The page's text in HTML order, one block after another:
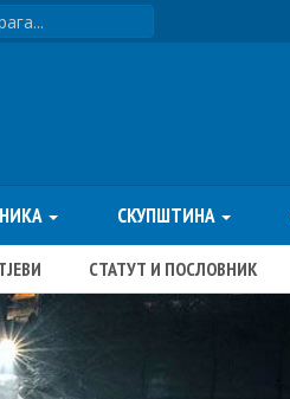
СКУПШТИНА
СТАТУТ И ПОСЛОВНИК